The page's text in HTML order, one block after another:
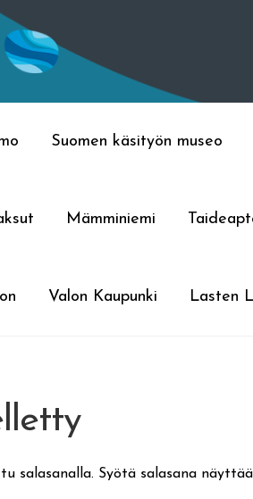
Suomen käsityön museo
Mämminiemi
Valon Kaupunki Lasten
salasanalla. Syötä salasana